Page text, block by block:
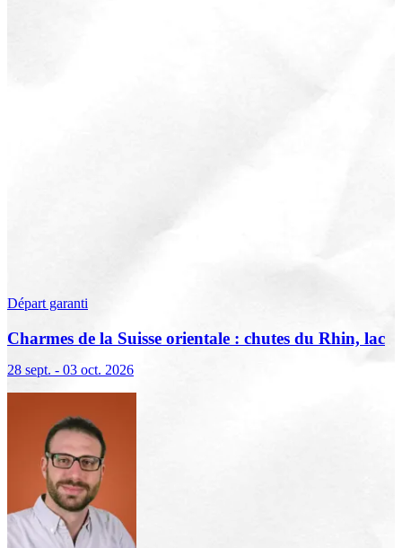
Départ garanti
Charmes de la Suisse orientale : chutes du Rhin, lac
28 sept. - 03 oct. 2026